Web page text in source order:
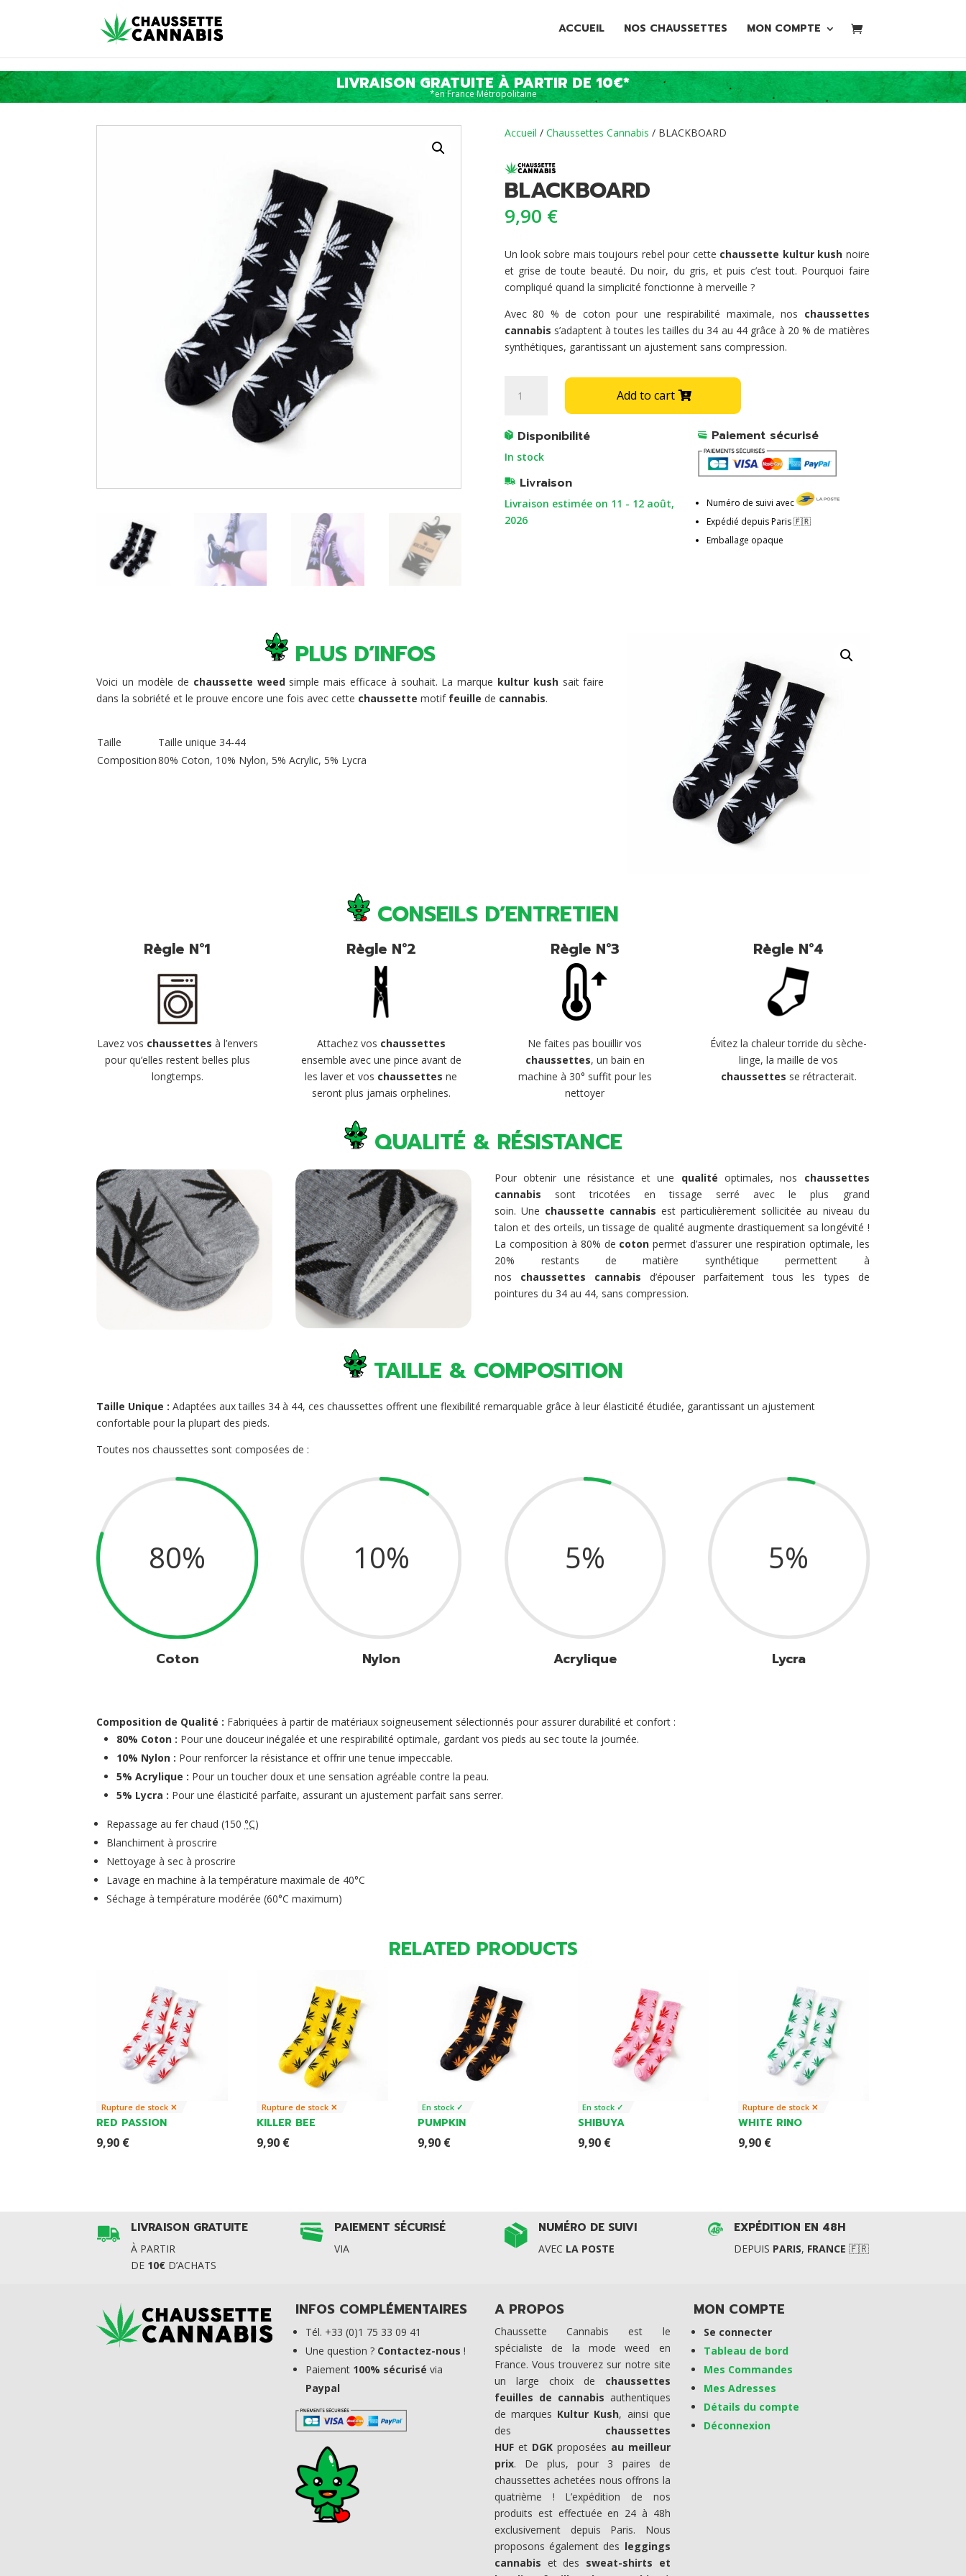
ACCUEIL NOS CHAUSSETTES MON COMPTE
LIVRAISON GRATUITE À PARTIR DE 10€*
*en France Métropolitaine
Accueil / Chaussettes Cannabis / BLACKBOARD
BLACKBOARD
9,90 €
Un look sobre mais toujours rebel pour cette chaussette kultur kush noire
et grise de toute beauté. Du noir, du gris, et puis c’est tout. Pourquoi faire
compliqué quand la simplicité fonctionne à merveille ?
Avec 80 % de coton pour une respirabilité maximale, nos chaussettes
cannabis s’adaptent à toutes les tailles du 34 au 44 grâce à 20 % de matières
synthétiques, garantissant un ajustement sans compression.
BLACKBOARD
quantity
Add to cart
A
e
r
n
t
i
e
Disponibilité
In stock
Livraison
Livraison estimée on 11 - 12 août,
2026
Paiement sécurisé
Numéro de suivi avec
Expédié depuis Paris 🇫🇷
Emballage opaque
PLUS D’INFOS
Voici un modèle de chaussette weedsimple mais efficace à souhait. La marque kultur kushsait faire
dans la sobriété et le prouve encore une fois avec cette chaussette motif feuille de cannabis.
Taille
Taille unique 34-44
Composition80% Coton, 10% Nylon, 5% Acrylic, 5% Lycra
CONSEILS D’ENTRETIEN
Règle N°1
Lavez vos chaussettes à l’envers
pour qu’elles restent belles plus
longtemps.
Règle N°2
Attachez vos chaussettes
ensemble avec une pince avant de
les laver et vos chaussettes ne
seront plus jamais orphelines.
Règle N°3
Ne faites pas bouillir vos
chaussettes, un bain en
machine à 30° suffit pour les
nettoyer
Règle N°4
Évitez la chaleur torride du sèche-
linge, la maille de vos
chaussettes se rétracterait.
QUALITÉ & RÉSISTANCE
Pour obtenir une résistance et une qualité optimales, nos chaussettes
cannabis sont tricotées en tissage serré avec le plus grand
soin. Une chaussette cannabis est particulièrement sollicitée au niveau du
talon et des orteils, un tissage de qualité augmente drastiquement sa longévité !
La composition à 80% de coton permet d’assurer une respiration optimale, les
20% restants de matière synthétique permettent à
nos chaussettes cannabis d’épouser parfaitement tous les types de
pointures du 34 au 44, sans compression.
TAILLE & COMPOSITION
Taille Unique : Adaptées aux tailles 34 à 44, ces chaussettes offrent une flexibilité remarquable grâce à leur élasticité étudiée, garantissant un ajustement
confortable pour la plupart des pieds.
Toutes nos chaussettes sont composées de :
80%
Coton
10%
Nylon
5%
Acrylique
5%
Lycra
Composition de Qualité : Fabriquées à partir de matériaux soigneusement sélectionnés pour assurer durabilité et confort :
80% Coton : Pour une douceur inégalée et une respirabilité optimale, gardant vos pieds au sec toute la journée.
10% Nylon : Pour renforcer la résistance et offrir une tenue impeccable.
5% Acrylique : Pour un toucher doux et une sensation agréable contre la peau.
5% Lycra : Pour une élasticité parfaite, assurant un ajustement parfait sans serrer.
Repassage au fer chaud (150 °C)
Blanchiment à proscrire
Nettoyage à sec à proscrire
Lavage en machine à la température maximale de 40°C
Séchage à température modérée (60°Cmaximum)
RELATED PRODUCTS
Rupture de stock ✕
RED PASSION
9,90 €
Rupture de stock ✕
KILLER BEE
9,90 €
En stock ✓
PUMPKIN
9,90 €
En stock ✓
SHIBUYA
9,90 €
Rupture de stock ✕
WHITE RINO
9,90 €
LIVRAISON GRATUITE
À PARTIR
DE 10€ D’ACHATS
PAIEMENT SÉCURISÉ
VIA
NUMÉRO DE SUIVI
AVEC LA POSTE
EXPÉDITION EN 48H
DEPUIS PARIS, FRANCE 🇫🇷
INFOS COMPLÉMENTAIRES
Tél. +33 (0)1 75 33 09 41
Une question ? Contactez-nous !
Paiement 100% sécurisé via
Paypal
A PROPOS
Chaussette Cannabis est le
spécialiste de la mode weed en
France. Vous trouverez sur notre site
un large choix de chaussettes
feuilles de cannabis authentiques
de marques Kultur Kush, ainsi que
des chaussettes
HUF et DGKproposées au meilleur
prix. De plus, pour 3 paires de
chaussettes achetées nous offrons la
quatrième ! L’expédition de nos
produits est effectuée en 24 à 48h
exclusivement depuis Paris. Nous
proposons également des leggings
cannabis et des sweat-shirts et
MON COMPTE
Se connecter
Tableau de bord
Mes Commandes
Mes Adresses
Détails du compte
Déconnexion